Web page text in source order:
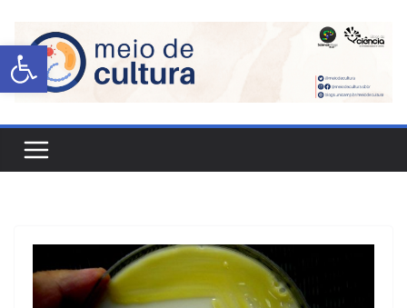
Abrir a barra de ferramentas